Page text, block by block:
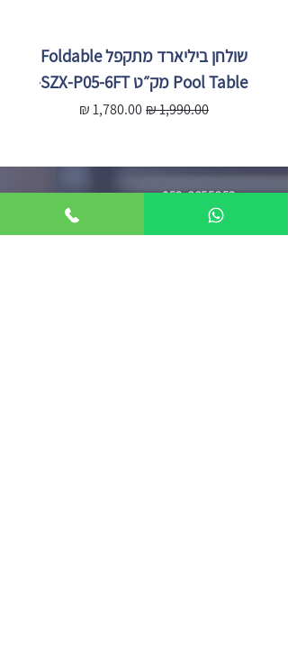
שולחן ביליארד מתקפל Foldable
Pool Table מק״ט SZX-P05-6FT
מחיר רגיל מחיר מבצע
P05-
052-6655253
imperialsports55@gmail.com